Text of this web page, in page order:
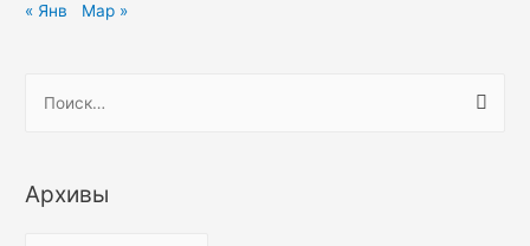
« Янв Мар »
т
Архивы